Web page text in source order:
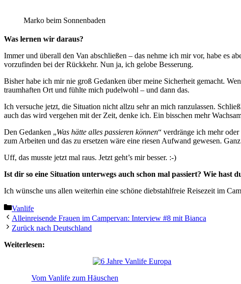
Marko beim Sonnenbaden
Was lernen wir daraus?
Immer und überall den Van abschließen – das nehme ich mir vor, habe es
vorzufinden bei der Rückkehr. Nun ja, ich gelobe Besserung.
Bisher habe ich mir nie groß Gedanken über meine Sicherheit gemacht.
traumhaften Ort und fühlte mich pudelwohl – und dann das.
Ich versuche jetzt, die Situation nicht allzu sehr an mich ranzulassen.
auch das wird vergehen mit der Zeit, denke ich. Ein bisschen mehr
Den Gedanken „Was hätte alles passieren können“ verdränge ich mehr
zum Arbeiten und das zu ersetzen wäre eine riesen Aufwand gewesen.
Uff, das musste jetzt mal raus. Jetzt geht’s mir besser. :-)
Ist dir so eine Situation unterwegs auch schon mal passiert? Wie hast
Ich wünsche uns allen weiterhin eine schöne diebstahlfreie Reisezeit im
Kategorien
Vanlife
Alleinreisende Frauen im Campervan: Interview #8 mit Bianca
Zurück nach Deutschland
Weiterlesen:
Vom Vanlife zum Häuschen